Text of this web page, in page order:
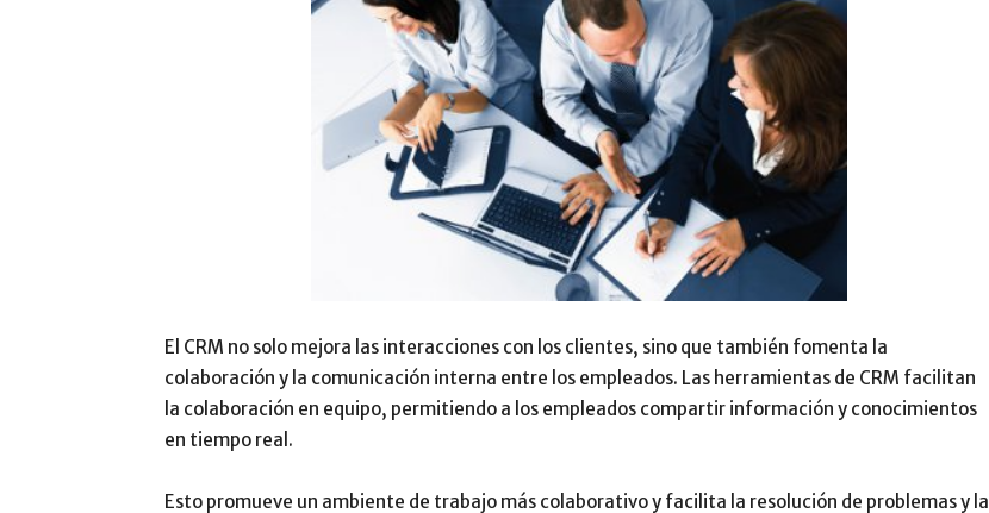
El CRM no solo mejora las interacciones con los clientes, sino que también fomenta la
colaboración y la comunicación interna entre los empleados. Las herramientas de CRM facilitan
la colaboración en equipo, permitiendo a los empleados compartir información y conocimientos
en tiempo real.
Esto promueve un ambiente de trabajo más colaborativo y facilita la resolución de problemas y la